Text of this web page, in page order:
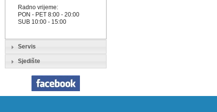
Radno vrijeme:
PON - PET 8:00 - 20:00
SUB 10:00 - 15:00
Servis
Sjedište